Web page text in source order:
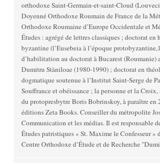
orthodoxe Saint-Germain-et-saint-Cloud
Doyenné Orthodoxe Roumain de France de la
Orthodoxe Roumaine d’Europe Occidentale et
Études : agrégé de lettres classiques ; doctorat en
byzantine (l’Eusebeia à l’époque
d’habilitation au doctorat à Bucarest (Roumanie)
Dumitru Stàniloae (1980-1990) ; doctorat en
dogmatique soutenue à l’Institut Saint-Serge de Paris, en 2010,
Souffrance et obéissance ; la personne et la
du protopresbytre Boris Bobrinskoy, à paraître en
éditions Zeta Books. Conseiller du métropolite
Communication et les médias. Il est responsable
Études patristiques « St. Maxime le Confesseur »
Centre Orthodoxe d’Étude et de Recherche